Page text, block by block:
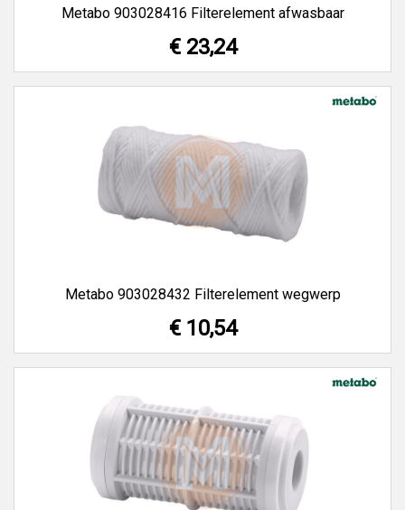
Metabo 903028416 Filterelement afwasbaar
€ 23,24
Metabo 903028432 Filterelement wegwerp
€ 10,54